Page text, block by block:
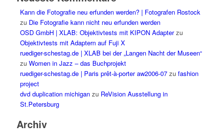
Kann die Fotografie neu erfunden werden? | Fotografen Rostock
zu Die Fotografie kann nicht neu erfunden werden
OSD GmbH | XLAB: Objektivtests mit KIPON Adapterzu
Objektivtests mit Adaptern auf Fuji X
ruediger-schestag.de | XLAB bei der „Langen Nacht der Museen“
zu Women in Jazz – das Buchprojekt
ruediger-schestag.de | Paris prêt-à-porter aw2006-07zu fashion
project
dvd duplication michiganzu ReVision Ausstellung in
St.Petersburg
Archiv